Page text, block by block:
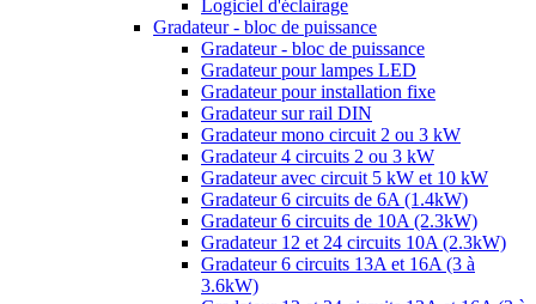
Logiciel d'éclairage
Gradateur - bloc de puissance
Gradateur - bloc de puissance
Gradateur pour lampes LED
Gradateur pour installation fixe
Gradateur sur rail DIN
Gradateur mono circuit 2 ou 3 kW
Gradateur 4 circuits 2 ou 3 kW
Gradateur avec circuit 5 kW et 10 kW
Gradateur 6 circuits de 6A (1.4kW)
Gradateur 6 circuits de 10A (2.3kW)
Gradateur 12 et 24 circuits 10A (2.3kW)
Gradateur 6 circuits 13A et 16A (3 à
3.6kW)